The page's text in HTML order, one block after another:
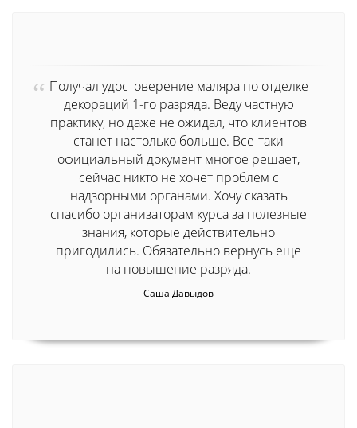
Получал удостоверение маляра по отделке
декораций 1-го разряда. Веду частную
практику, но даже не ожидал, что клиентов
станет настолько больше. Все-таки
официальный документ многое решает,
сейчас никто не хочет проблем с
надзорными органами. Хочу сказать
спасибо организаторам курса за полезные
знания, которые действительно
пригодились. Обязательно вернусь еще
на повышение разряда.
Саша Давыдов